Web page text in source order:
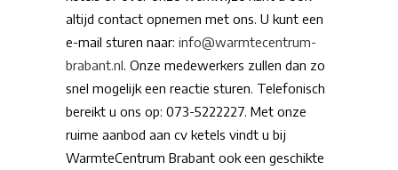
altijd contact opnemen met ons. U kunt een
e-mail sturen naar: info@warmtecentrum-
brabant.nl. Onze medewerkers zullen dan zo
snel mogelijk een reactie sturen. Telefonisch
bereikt u ons op: 073-5222227. Met onze
ruime aanbod aan cv ketels vindt u bij
WarmteCentrum Brabant ook een geschikte